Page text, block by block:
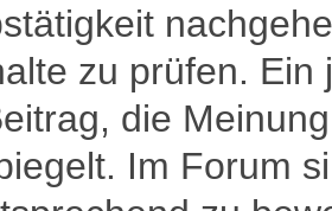
zu prüfen.
die
Im Forum